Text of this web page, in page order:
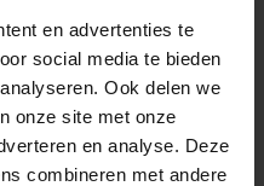
en advertenties te
social media te bieden
Ook delen we
onze site met onze
en analyse. Deze
combineren met andere